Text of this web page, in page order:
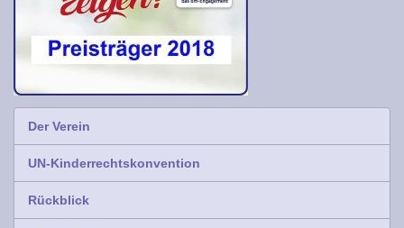
Der Verein
UN-Kinderrechtskonvention
Rückblick